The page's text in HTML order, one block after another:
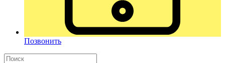
Позвонить